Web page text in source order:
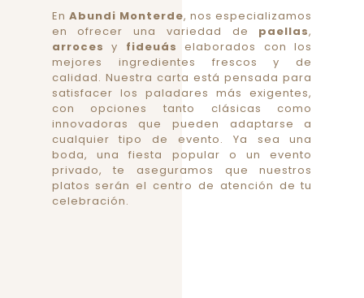
En Abundi Monterde, nos especializamos
en ofrecer una variedad de paellas,
arroces y fideuás elaborados con los
mejores ingredientes frescos y de
calidad. Nuestra carta está pensada para
satisfacer los paladares más exigentes,
con opciones tanto clásicas como
innovadoras que pueden adaptarse a
cualquier tipo de evento. Ya sea una
boda, una fiesta popular o un evento
privado, te aseguramos que nuestros
platos serán el centro de atención de tu
celebración.